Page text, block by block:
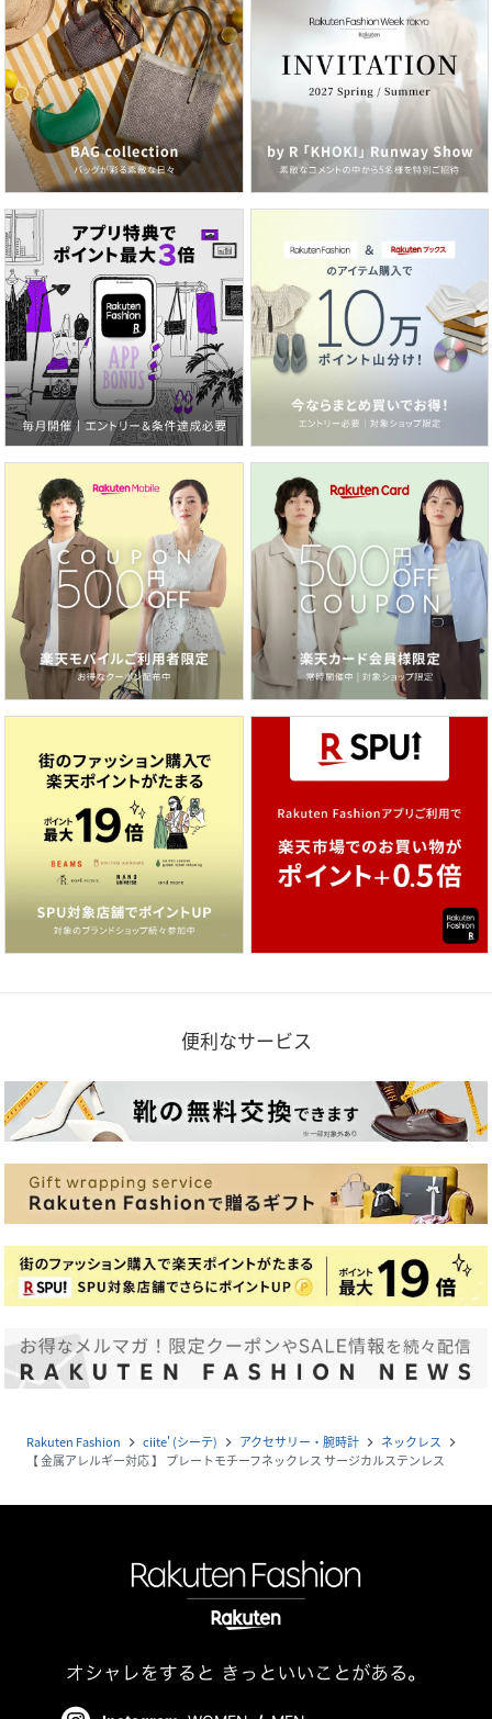
便利なサービス
Rakuten Fashion navigate_next ciite' (シーテ) navigate_next アクセサリー・腕時計 navigate_next ネックレス navigate_next
【 金属アレルギー対応 】 プレートモチーフネックレス サージカルステンレス